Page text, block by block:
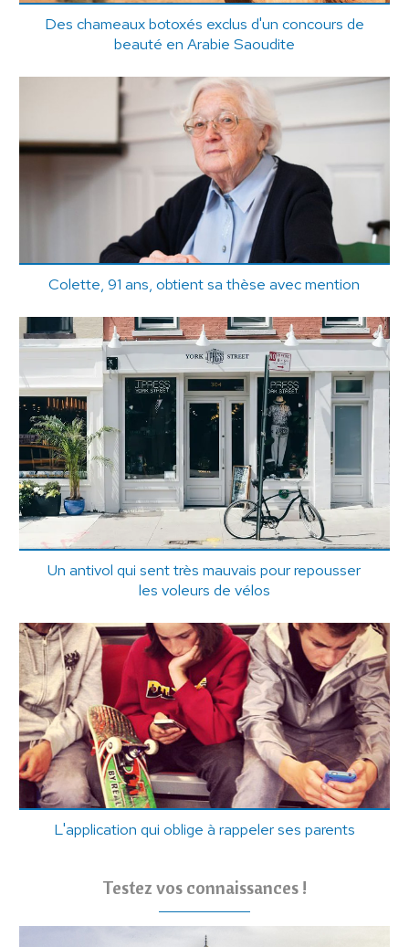
Des chameaux botoxés exclus d'un concours de
beauté en Arabie Saoudite
Colette, 91 ans, obtient sa thèse avec mention
Un antivol qui sent très mauvais pour repousser
les voleurs de vélos
L'application qui oblige à rappeler ses parents
Testez vos connaissances !